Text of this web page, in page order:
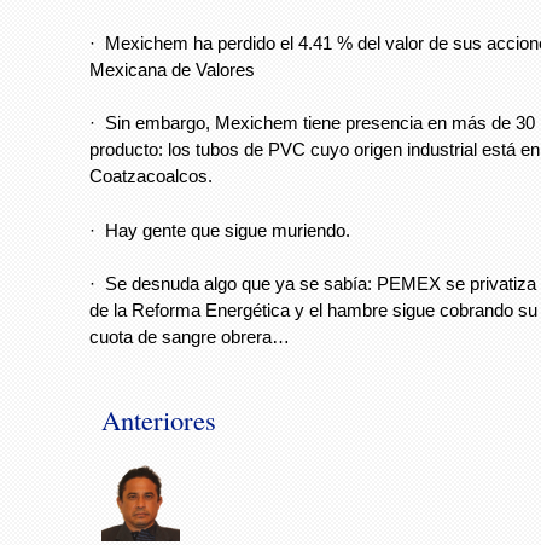
· Mexichem ha perdido el 4.41 % del valor de sus
Mexicana de Valores
· Sin embargo, Mexichem tiene presencia en más de
producto: los tubos de PVC cuyo origen industrial está en
Coatzacoalcos.
· Hay gente que sigue muriendo.
· Se desnuda algo que ya se sabía: PEMEX se
de la Reforma Energética y el hambre sigue cobrando
cuota de sangre obrera…
Anteriores